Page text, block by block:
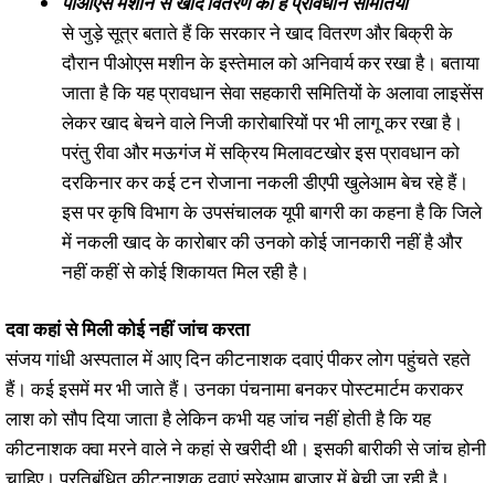
से जुड़े सूत्र बताते हैं कि सरकार ने खाद वितरण और बिक्री के
दौरान पीओएस मशीन के इस्तेमाल को अनिवार्य कर रखा है। बताया
जाता है कि यह प्रावधान सेवा सहकारी समितियों के अलावा लाइसेंस
लेकर खाद बेचने वाले निजी कारोबारियों पर भी लागू कर रखा है।
परंतु रीवा और मऊगंज में सक्रिय मिलावटखोर इस प्रावधान को
दरकिनार कर कई टन रोजाना नकली डीएपी खुलेआम बेच रहे हैं।
इस पर कृषि विभाग के उपसंचालक यूपी बागरी का कहना है कि जिले
में नकली खाद के कारोबार की उनको कोई जानकारी नहीं है और
नहीं कहीं से कोई शिकायत मिल रही है।
दवा कहां से मिली कोई नहीं जांच करता
संजय गांधी अस्पताल में आए दिन कीटनाशक दवाएं पीकर लोग पहुंचते रहते
हैं। कई इसमें मर भी जाते हैं। उनका पंचनामा बनकर पोस्टमार्टम कराकर
लाश को सौप दिया जाता है लेकिन कभी यह जांच नहीं होती है कि यह
कीटनाशक क्वा मरने वाले ने कहां से खरीदी थी। इसकी बारीकी से जांच होनी